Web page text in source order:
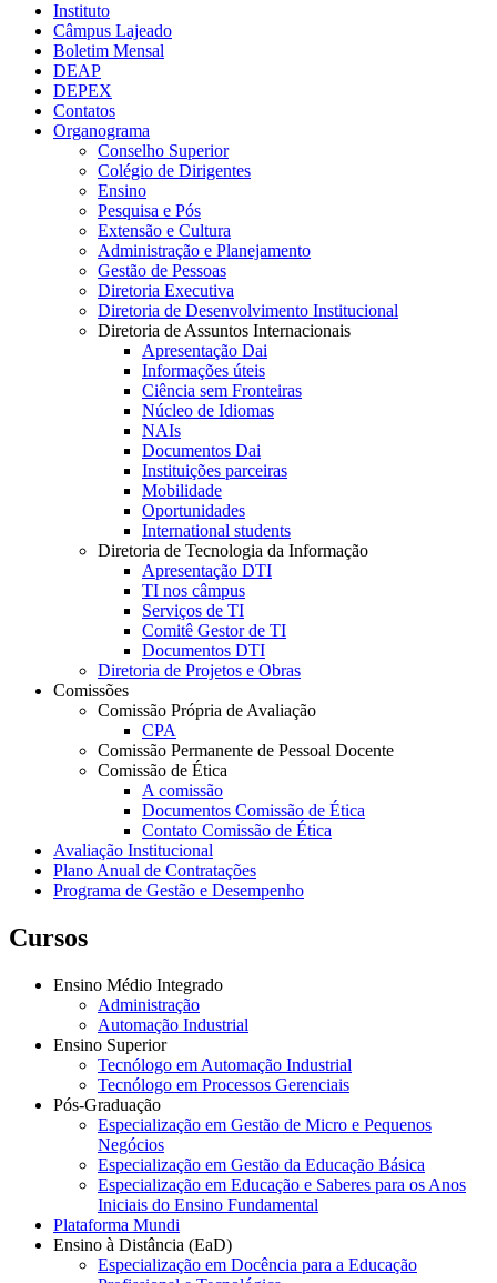
Instituto
Câmpus Lajeado
Boletim Mensal
DEAP
DEPEX
Contatos
Organograma
Conselho Superior
Colégio de Dirigentes
Ensino
Pesquisa e Pós
Extensão e Cultura
Administração e Planejamento
Gestão de Pessoas
Diretoria Executiva
Diretoria de Desenvolvimento Institucional
Diretoria de Assuntos Internacionais
Apresentação Dai
Informações úteis
Ciência sem Fronteiras
Núcleo de Idiomas
NAIs
Documentos Dai
Instituições parceiras
Mobilidade
Oportunidades
International students
Diretoria de Tecnologia da Informação
Apresentação DTI
TI nos câmpus
Serviços de TI
Comitê Gestor de TI
Documentos DTI
Diretoria de Projetos e Obras
Comissões
Comissão Própria de Avaliação
CPA
Comissão Permanente de Pessoal Docente
Comissão de Ética
A comissão
Documentos Comissão de Ética
Contato Comissão de Ética
Avaliação Institucional
Plano Anual de Contratações
Programa de Gestão e Desempenho
Cursos
Ensino Médio Integrado
Administração
Automação Industrial
Ensino Superior
Tecnólogo em Automação Industrial
Tecnólogo em Processos Gerenciais
Pós-Graduação
Especialização em Gestão de Micro e Pequenos
Negócios
Especialização em Gestão da Educação Básica
Especialização em Educação e Saberes para os Anos
Iniciais do Ensino Fundamental
Plataforma Mundi
Ensino à Distância (EaD)
Especialização em Docência para a Educação